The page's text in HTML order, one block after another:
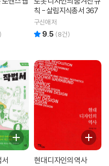
칙 - 살림지식총서 367
구신애 저
9.5 (8건)
현대 디자인의 역사